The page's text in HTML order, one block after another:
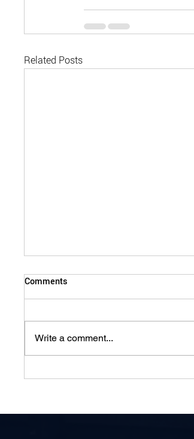
Related Posts
Comments
Write a comment...